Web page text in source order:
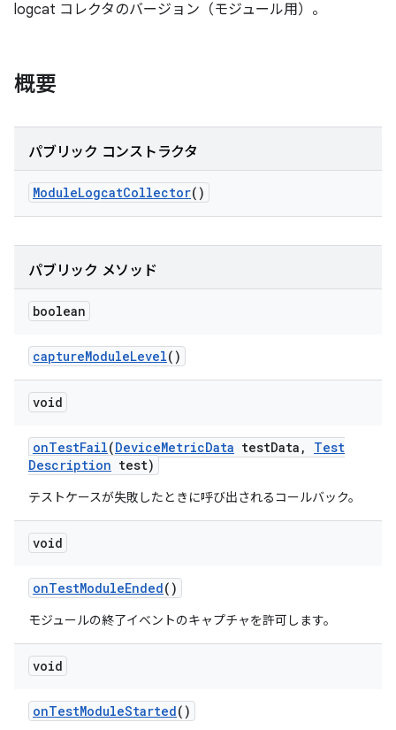
logcat コレクタのバージョン（モジュール用）。
概要
パブリック コンストラクタ
ModuleLogcatCollector()
パブリック メソッド
boolean
captureModuleLevel()
void
onTestFail(DeviceMetricData testData ,
Test
Description test)
テストケースが失敗したときに呼び出されるコールバック。
void
onTestModuleEnded()
モジュールの終了イベントのキャプチャを許可します。
void
onTestModuleStarted()